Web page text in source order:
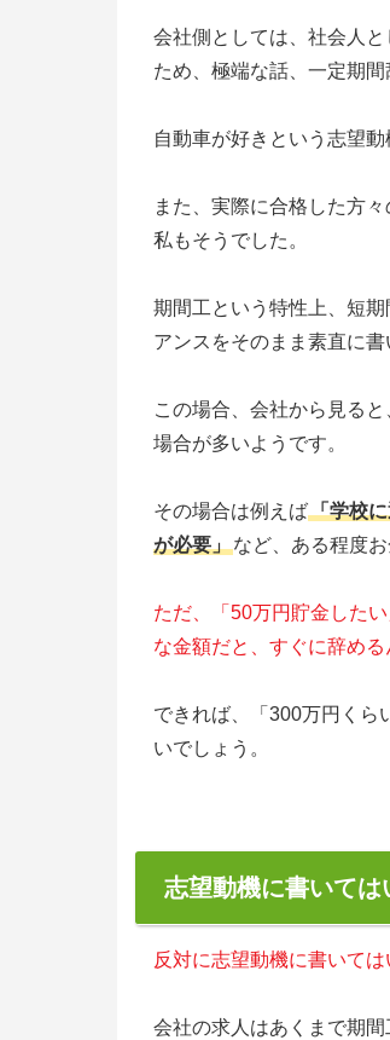
会社側としては、社会人
ため、極端な話、一定期間
自動車が好きという志望
また、実際に合格した方
私もそうでした。
期間工という特性上、短期
アンスをそのまま素直に書
この場合、会社から見る
場合が多いようです。
その場合は例えば「学校
が必要」など、ある程度
ただ、「50万円貯金した
な金額だと、すぐに辞め
できれば、「300万円くら
いでしょう。
志望動機に書いては
反対に志望動機に書いて
会社の求人はあくまで期